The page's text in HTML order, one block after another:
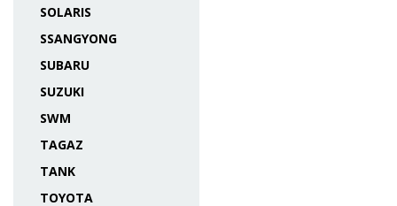
SOLARIS
SSANGYONG
SUBARU
SUZUKI
SWM
TAGAZ
TANK
TOYOTA